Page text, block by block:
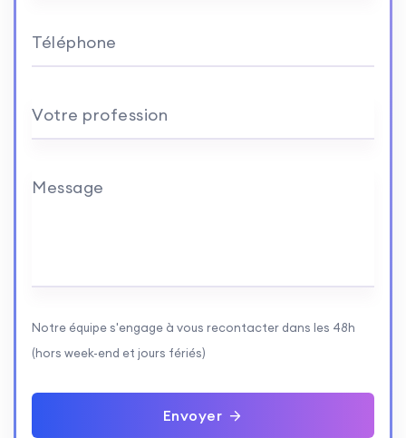
Téléphone
Votre profession
Message
Notre équipe s'engage à vous recontacter dans les 48h
(hors week-end et jours fériés)
Envoyer